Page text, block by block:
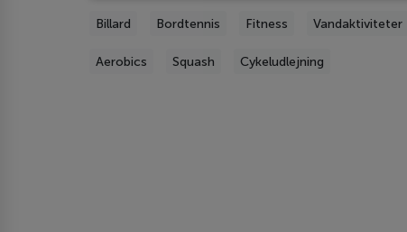
Billard Bordtennis Fitness Vandaktiviteter
Aerobics Squash Cykeludlejning